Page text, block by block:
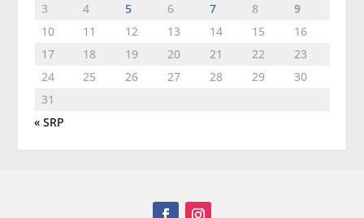
3
4 5 6 7 8
9
10
11 12 13 14 15
16
17
18 19 20 21 22
23
24
25 26 27 28 29
30
31
« SRP